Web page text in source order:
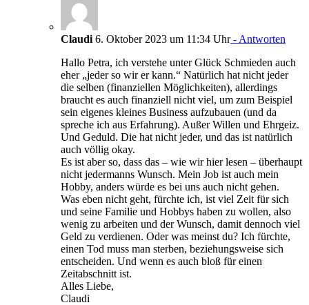
Claudi 6. Oktober 2023 um 11:34 Uhr- Antworten
Hallo Petra, ich verstehe unter Glück Schmieden auch
eher „jeder so wir er kann.“ Natürlich hat nicht jeder
die selben (finanziellen Möglichkeiten), allerdings
braucht es auch finanziell nicht viel, um zum Beispiel
sein eigenes kleines Business aufzubauen (und da
spreche ich aus Erfahrung). Außer Willen und Ehrgeiz.
Und Geduld. Die hat nicht jeder, und das ist natürlich
auch völlig okay.
Es ist aber so, dass das – wie wir hier lesen – überhaupt
nicht jedermanns Wunsch. Mein Job ist auch mein
Hobby, anders würde es bei uns auch nicht gehen.
Was eben nicht geht, fürchte ich, ist viel Zeit für sich
und seine Familie und Hobbys haben zu wollen, also
wenig zu arbeiten und der Wunsch, damit dennoch viel
Geld zu verdienen. Oder was meinst du? Ich fürchte,
einen Tod muss man sterben, beziehungsweise sich
entscheiden. Und wenn es auch bloß für einen
Zeitabschnitt ist.
Alles Liebe,
Claudi